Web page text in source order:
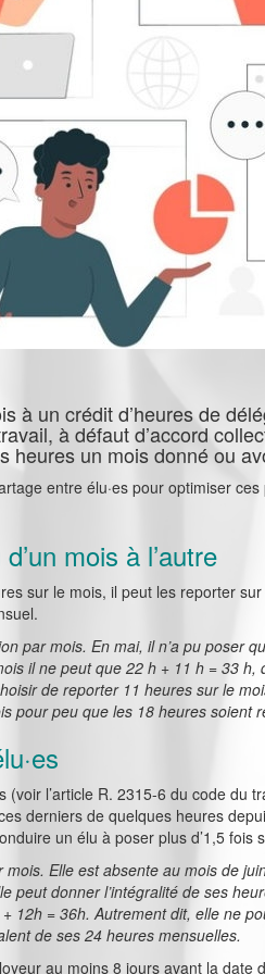
à un crédit d’heures de
à défaut d’accord
un mois donné ou
entre élu·es pour optimiser
mois à l’autre
sur le mois, il peut les reporter
par mois. En mai, il n’a pu poser
il ne peut que 22 h + 11 h = 33
de reporter 11 heures sur le
pour peu que les 18 heures soient
l’article R. 2315-6 du code du
derniers de quelques heures
un élu à poser plus d’1,5 fois
Elle est absente au mois de
peut donner l’intégralité de ses
12h = 36h. Autrement dit, elle ne
de ses 24 heures mensuelles.
au moins 8 jours avant la